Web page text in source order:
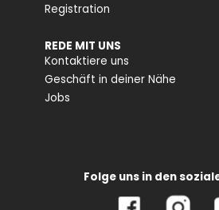
Registration
REDE MIT UNS
Kontaktiere uns
Geschäft in deiner Nähe
Jobs
Folge uns in den